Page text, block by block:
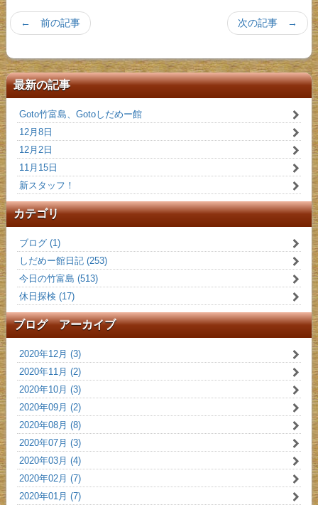
次の記事 →
← 前の記事
最新の記事
Goto竹富島、Gotoしだめー館
12月8日
12月2日
11月15日
新スタッフ！
カテゴリ
ブログ (1)
しだめー館日記 (253)
今日の竹富島 (513)
休日探検 (17)
ブログ アーカイブ
2020年12月 (3)
2020年11月 (2)
2020年10月 (3)
2020年09月 (2)
2020年08月 (8)
2020年07月 (3)
2020年03月 (4)
2020年02月 (7)
2020年01月 (7)